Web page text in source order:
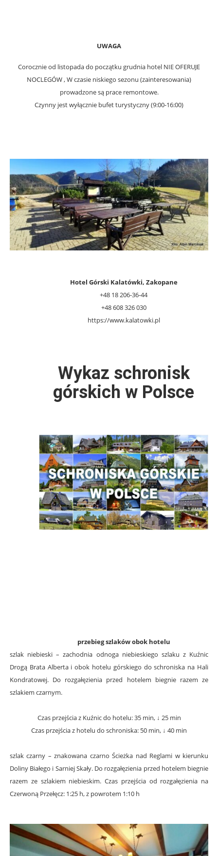
UWAGA
Corocznie od listopada do początku grudnia hotel NIE OFERUJE
NOCLEGÓW , W czasie niskiego sezonu (zainteresowania)
prowadzone są prace remontowe.
Czynny jest wyłącznie bufet turystyczny (9:00-16:00)
Hotel Górski Kalatówki, Zakopane
+48 18 206-36-44
+48 608 326 030
https://www.kalatowki.pl
Wykaz schronisk
górskich w Polsce
przebieg szlaków obok hotelu
szlak niebieski – zachodnia odnoga niebieskiego szlaku z Kuźnic
Drogą Brata Alberta i obok hotelu górskiego do schroniska na Hali
Kondratowej. Do rozgałęzienia przed hotelem biegnie razem ze
szlakiem czarnym.
Czas przejścia z Kuźnic do hotelu: 35 min, ↓ 25 min
Czas przejścia z hotelu do schroniska: 50 min, ↓ 40 min
szlak czarny – znakowana czarno Ścieżka nad Reglami w kierunku
Doliny Białego i Sarniej Skały. Do rozgałęzienia przed hotelem biegnie
razem ze szlakiem niebieskim. Czas przejścia od rozgałęzienia na
Czerwoną Przełęcz: 1:25 h, z powrotem 1:10 h